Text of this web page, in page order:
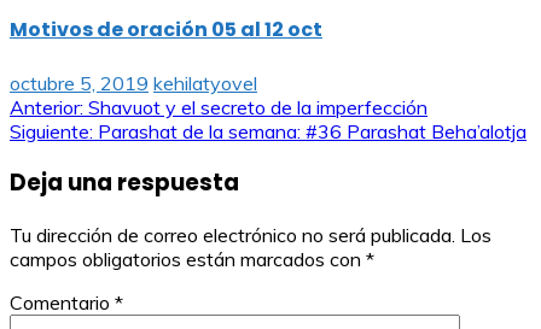
Motivos de oración 05 al 12 oct
octubre 5, 2019 kehilatyovel
Navegación
entradas
Anterior: Shavuot y el secreto de la imperfección
Siguiente: Parashat de la semana: #36 Parashat Beha’alotja
Deja una respuesta
Tu dirección de correo electrónico no será publicada. Los
campos obligatorios están marcados con *
Comentario *